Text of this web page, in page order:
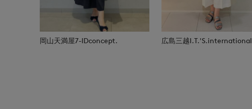
岡山天満屋7-IDconcept. 広島三越I.T.'S.international